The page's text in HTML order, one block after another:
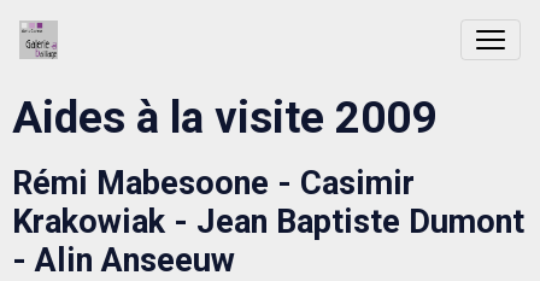
Aides à la visite 2009
Rémi Mabesoone - Casimir
Krakowiak - Jean Baptiste Dumont
- Alin Anseeuw